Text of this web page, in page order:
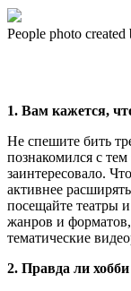
People photo
1. Вам кажется,
Не спешите бить
познакомился с
заинтересовало.
активнее
посещайте театры
жанров и
тематические
2. Правда ли